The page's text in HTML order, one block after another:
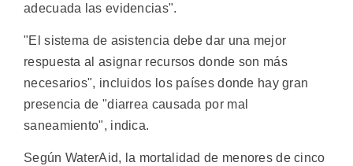
adecuada las evidencias".
"El sistema de asistencia debe dar una mejor
respuesta al asignar recursos donde son más
necesarios", incluidos los países donde hay gran
presencia de "diarrea causada por mal
saneamiento", indica.
Según WaterAid, la mortalidad de menores de cinco